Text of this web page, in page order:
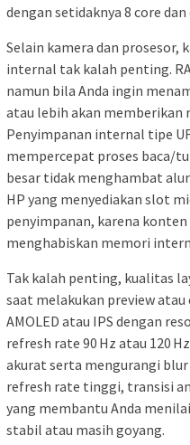
dengan setidaknya 8 core
Selain kamera dan prosesor,
internal tak kalah penting.
namun bila Anda ingin
atau lebih akan memberikan
Penyimpanan internal tipe
mempercepat proses baca/
besar tidak menghambat
HP yang menyediakan slot
penyimpanan, karena
menghabiskan memori
Tak kalah penting, kualitas
saat melakukan preview
AMOLED atau IPS dengan
refresh rate 90 Hz atau 120
akurat serta mengurangi
refresh rate tinggi, transisi
yang membantu Anda
stabil atau masih goyang.